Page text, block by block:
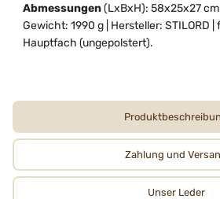
Abmessungen(LxBxH): 58x25x27 cm
Gewicht: 1990 g | Hersteller: STILORD |
Hauptfach (ungepolstert).
Zahlung und
Unser Leder